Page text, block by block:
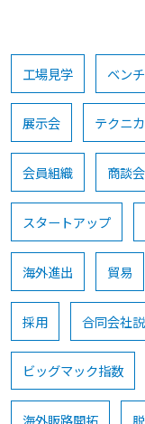
工場見学 ベン
展示会 テクニ
会員組織 商談
スタートアップ
海外進出 貿易
採用 合同会社
ビッグマック指数
海外販路開拓